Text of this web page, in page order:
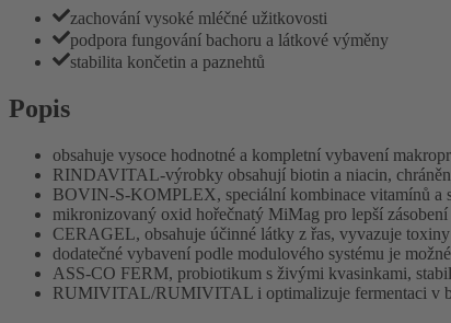
zachování vysoké mléčné užitkovosti
podpora fungování bachoru a látkové výměny
stabilita končetin a paznehtů
Popis
obsahuje vysoce hodnotné a kompletní vybavení
RINDAVITAL-výrobky obsahují biotin a niacin,
BOVIN-S-KOMPLEX, speciální kombinace vitamínů a
mikronizovaný oxid hořečnatý MiMag pro lepší
CERAGEL, obsahuje účinné látky z řas, vyvazuje toxiny
dodatečné vybavení podle modulového systému je
ASS-CO FERM, probiotikum s živými kvasinkami,
RUMIVITAL/RUMIVITAL i optimalizuje fermentaci v